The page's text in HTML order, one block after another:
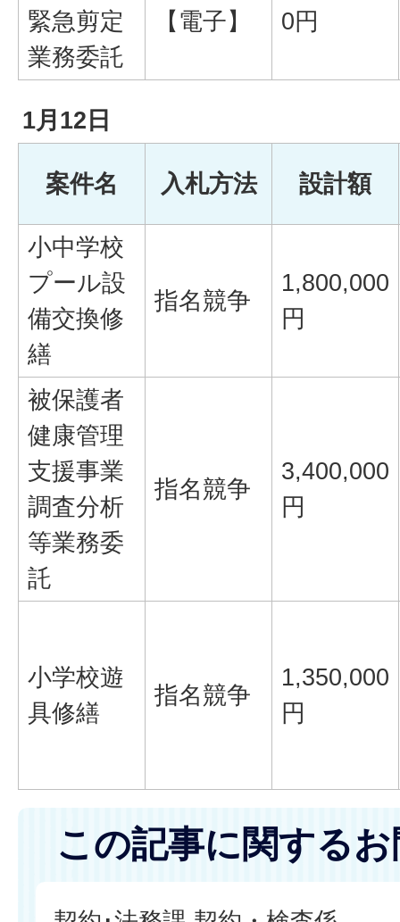
緊急剪定
業務委託
【電子】
0円
1月12日
案件名 入札方法 設計額
小中学校
プール設
備交換修
繕
指名競争
1,800,000
円
被保護者
健康管理
支援事業
調査分析
等業務委
託
指名競争
3,400,000
円
小学校遊
具修繕
指名競争
1,350,000
円
この記事に関する